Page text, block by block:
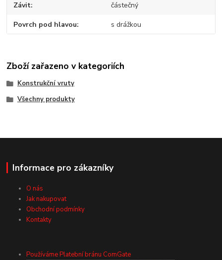
Závit částečný
Povrch pod hlavou s drážkou
Zboží zařazeno v kategoriích
Konstrukční vruty
Všechny produkty
Informace pro zákazníky
O nás
Jak nakupovat
Obchodní podmínky
Kontakty
Používáme Platební bránu ComGate